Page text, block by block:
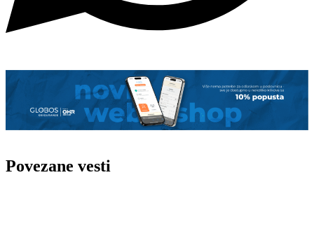
Povezane vesti